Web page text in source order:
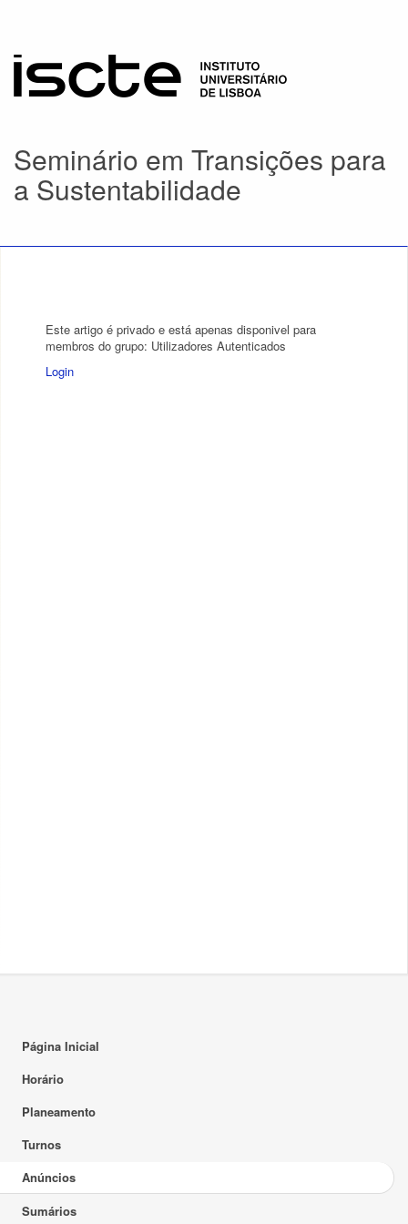
Seminário em Transições para
a Sustentabilidade
Este artigo é privado e está apenas disponivel para
membros do grupo: Utilizadores Autenticados
Login
Página Inicial
Horário
Planeamento
Turnos
Anúncios
Sumários